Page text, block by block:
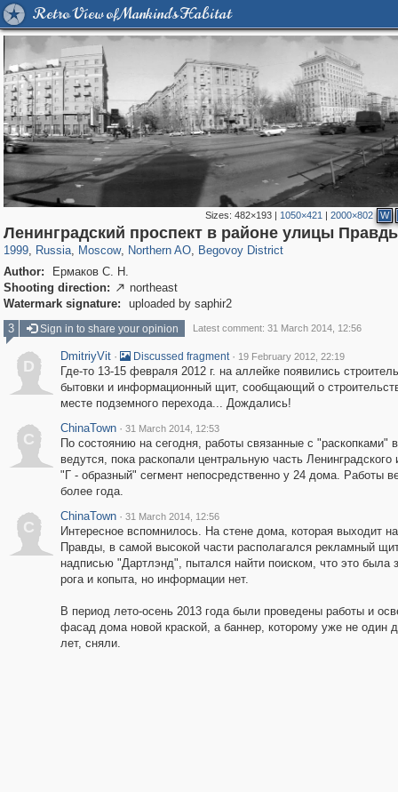
Retro View of Mankind's Habitat
Sizes: 482×193| 1050×421 | 2000×802 W
Ленинградский проспект в районе улицы
1999, Russia
1,406,756 29,243
, Moscow
319,864 8,286
, Northern AO
22,539 598
, Begovoy District
2,821 103
Author:
Ермаков С. Н.
Shooting direction:  northeast
Watermark signature:
uploaded by saphir2
3
Sign in to share your opinion Latest comment: 31 March 2014, 12:56
D
DmitriyVit · Discussed fragment · 19 February 2012, 22:19
Где-то 13-15 февраля 2012 г. на аллейке появились
бытовки и информационный щит, сообщающий о
месте подземного перехода... Дождались!
C
ChinaTown · 31 March 2014, 12:53
По состоянию на сегодня, работы связанные с "раскопками"
ведутся, пока раскопали центральную часть
"Г - образный" сегмент непосредственно у 24 дома. Работы
более года.
C
ChinaTown · 31 March 2014, 12:56
Интересное вспомнилось. На стене дома, которая выходит
Правды, в самой высокой части располагался рекламный
надписью "Дартлэнд", пытался найти поиском, что это была
рога и копыта, но информации нет.
В период лето-осень 2013 года были проведены работы и
фасад дома новой краской, а баннер, которому уже не один
лет, сняли.